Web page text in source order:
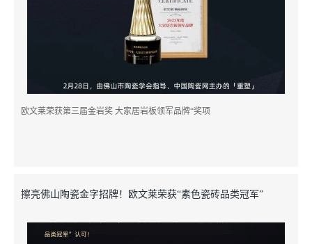
欧文莱荣获第三届金岩奖 大家居岩板领军品牌“奖项
擦亮佛山陶瓷金字招牌！欧文莱荣获“素色瓷砖品类冠军”